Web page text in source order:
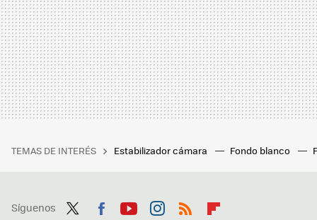
TEMAS DE INTERÉS Estabilizador cámara Fondo blanco
Síguenos